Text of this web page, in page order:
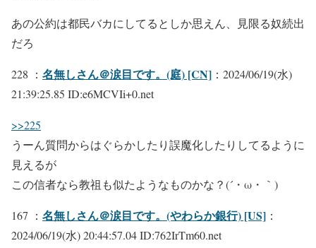
あの公約は都民バカにしてるとしか思えん、見限る奴続出
だろ
228 ： 名無しさん＠涙目です。(庭) [CN] ：2024/06/19(水)
21:39:25.85 ID:e6MCVIi+0.net
>>225
うーん質問からはぐらかしたり誤魔化したりしてるように
見えるが
この信者なら教祖も似たようなものかな？(´・ω・｀)
167 ： 名無しさん＠涙目です。(やわらか銀行) [US] ：
2024/06/19(水) 20:44:57.04 ID:762IrTm60.net